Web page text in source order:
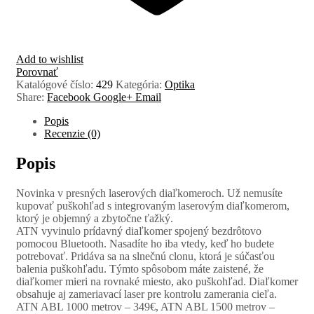
Add to wishlist
Porovnať
Katalógové číslo: 429 Kategória: Optika
Share: Facebook Google+ Email
Popis
Recenzie (0)
Popis
Novinka v presných laserových diaľkomeroch. Už nemusíte
kupovať puškohľad s integrovaným laserovým diaľkomerom,
ktorý je objemný a zbytočne ťažký.
ATN vyvinulo prídavný diaľkomer spojený bezdrôtovo
pomocou Bluetooth. Nasadíte ho iba vtedy, keď ho budete
potrebovať. Pridáva sa na slnečnú clonu, ktorá je súčasťou
balenia puškohľadu. Týmto spôsobom máte zaistené, že
diaľkomer mieri na rovnaké miesto, ako puškohľad. Diaľkomer
obsahuje aj zameriavací laser pre kontrolu zamerania cieľa.
ATN ABL 1000 metrov – 349€, ATN ABL 1500 metrov –